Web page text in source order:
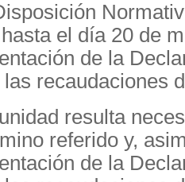
el día 20 de
de la
recaudaciones
resulta
referido y,
de la